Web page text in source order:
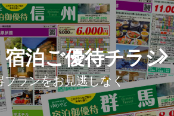
宿泊ご優待チラシ
プランをお見逃しなく